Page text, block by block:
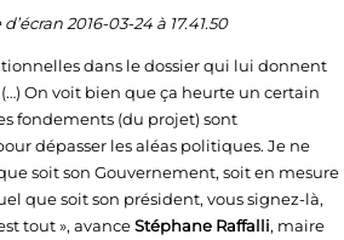
dans le dossier qui lui donnent
On voit bien que ça heurte un certain
fondements (du projet) sont
dépasser les aléas politiques. Je ne
soit son Gouvernement, soit en mesure
que soit son président, vous signez-là,
tout », avanceStéphane Raffalli, maire